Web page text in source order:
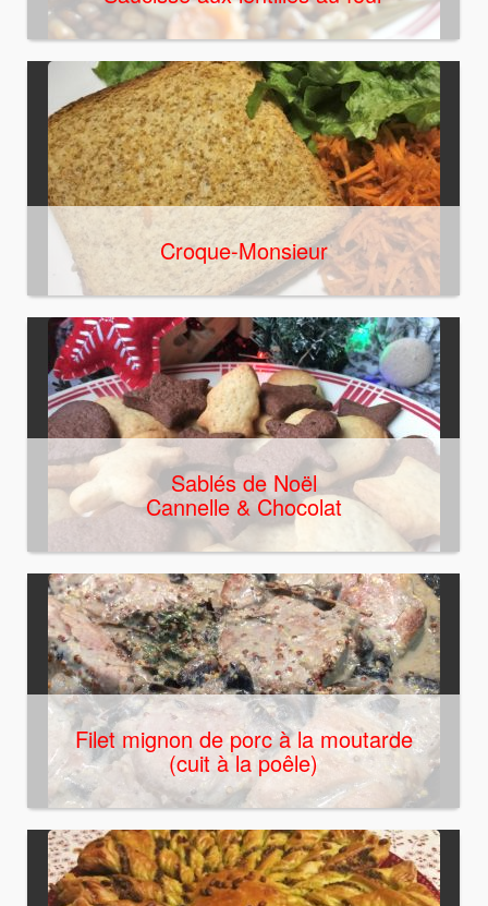
Croque-Monsieur
Sablés de Noël
Cannelle & Chocolat
Filet mignon de porc à la moutarde
(cuit à la poêle)